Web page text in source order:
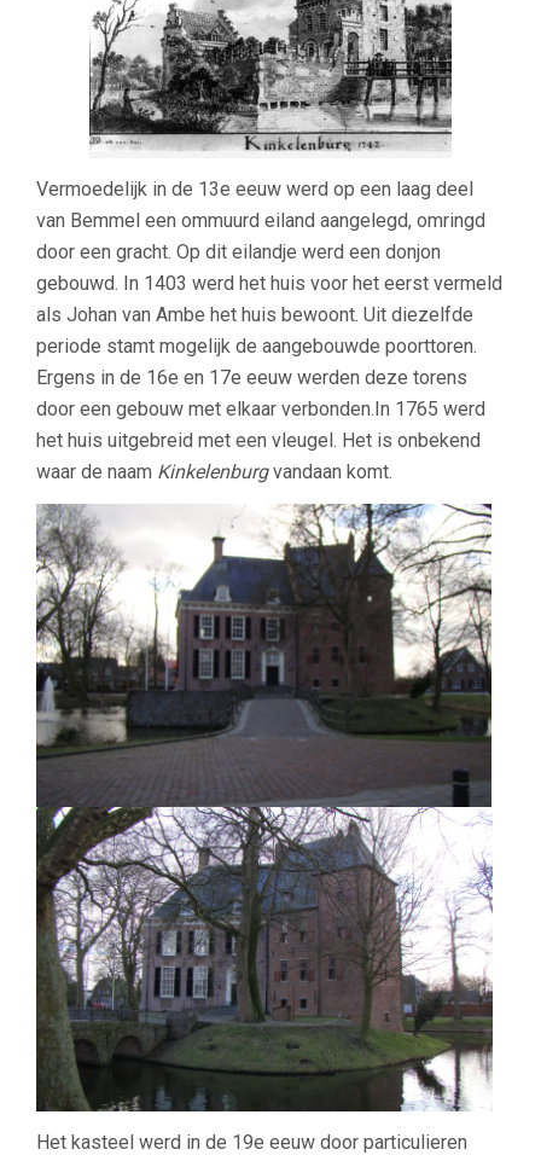
Vermoedelijk in de 13e eeuw werd op een laag deel
van Bemmel een ommuurd eiland aangelegd, omringd
door een gracht. Op dit eilandje werd een donjon
gebouwd. In 1403 werd het huis voor het eerst vermeld
als Johan van Ambe het huis bewoont. Uit diezelfde
periode stamt mogelijk de aangebouwde poorttoren.
Ergens in de 16e en 17e eeuw werden deze torens
door een gebouw met elkaar verbonden.In 1765 werd
het huis uitgebreid met een vleugel. Het is onbekend
waar de naam Kinkelenburgvandaan komt.
Het kasteel werd in de 19e eeuw door particulieren